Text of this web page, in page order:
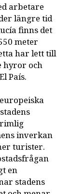
arbetare
längre tid
finns det
meter
har lett till
hyror och
País.
inverkan
turister.
en
stadens